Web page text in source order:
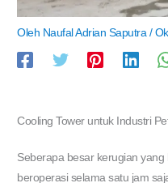
Oleh Naufal Adrian Saputra /
Cooling Tower untuk Industri
Seberapa besar kerugian yang
beroperasi selama satu jam